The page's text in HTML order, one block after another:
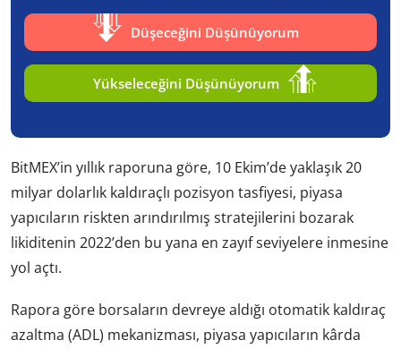
Düşeceğini Düşünüyorum
Yükseleceğini Düşünüyorum
BitMEX’in yıllık raporuna göre, 10 Ekim’de yaklaşık 20
milyar dolarlık kaldıraçlı pozisyon tasfiyesi, piyasa
yapıcıların riskten arındırılmış stratejilerini bozarak
likiditenin 2022’den bu yana en zayıf seviyelere inmesine
yol açtı.
Rapora göre borsaların devreye aldığı otomatik kaldıraç
azaltma (ADL) mekanizması, piyasa yapıcıların kârda